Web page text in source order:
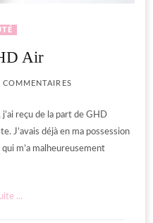
Air
COMMENTAIRES
reçu de la part de GHD
J’avais déjà en ma possession
m’a malheureusement
...